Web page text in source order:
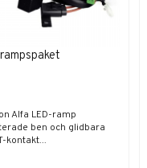
Alfa LED-ramp
ben och glidbara
kontakt...